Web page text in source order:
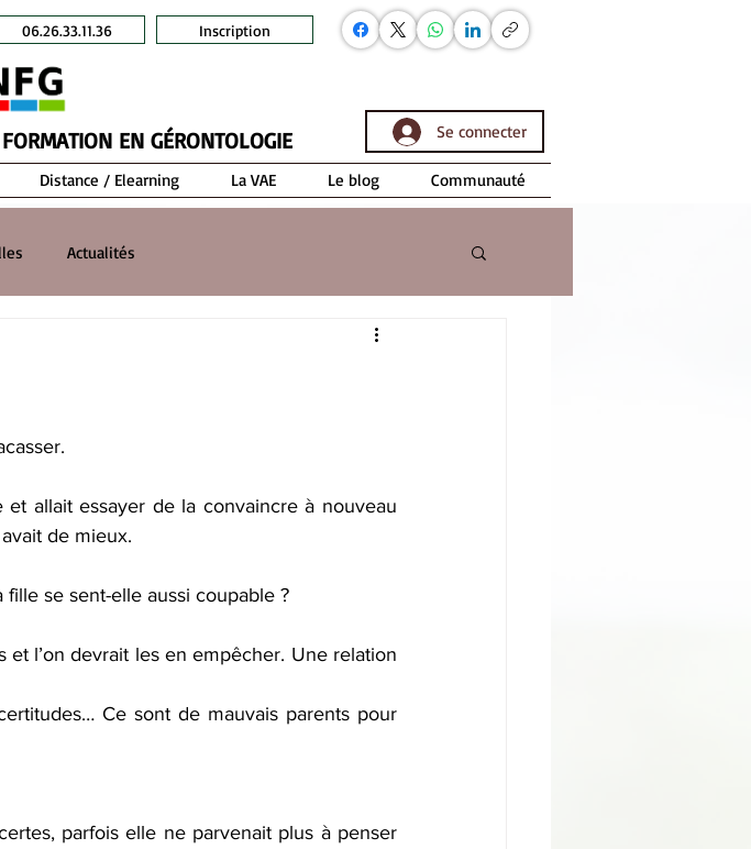
06.26.33.11.36 Inscription
EN GÉRONTOLOGIE Se connecter
Distance / Elearning La VAE Le blog Communauté
Actualités
de mieux.
se sent-elle aussi coupable ?
l’on devrait les en empêcher. Une relation
Ce sont de mauvais parents pour
parfois elle ne parvenait plus à penser